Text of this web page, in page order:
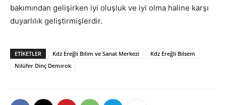
bakımından gelişirken iyi oluşluk ve iyi olma haline karşı
duyarlılık geliştirmişlerdir.
ETIKETLER Kdz Ereğli Bilim ve Sanat Merkezi
Kdz Ereğli Bilsem
Nilüfer Dinç Demirok